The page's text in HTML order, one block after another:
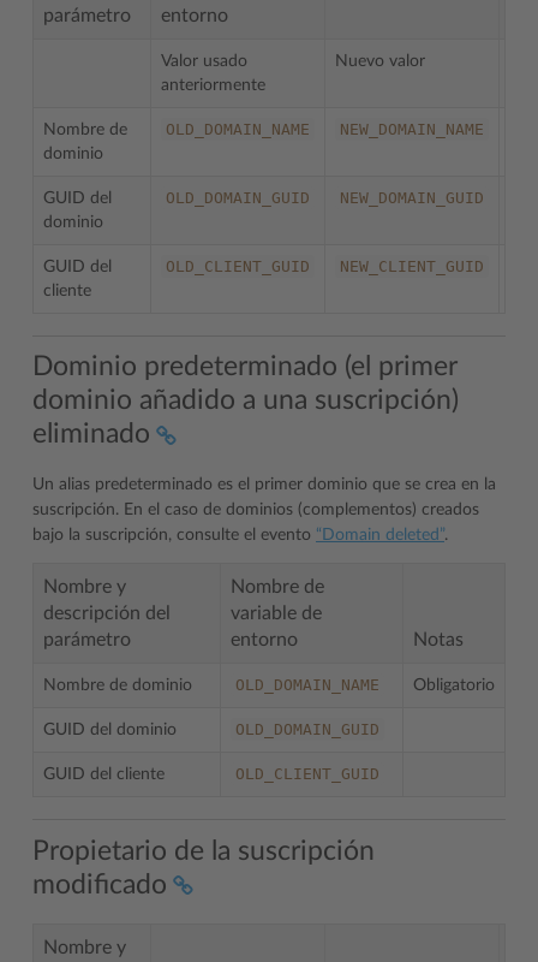
parámetro
entorno
Valor usado
anteriormente
Nuevo valor
Nombre de
dominio
OLD_DOMAIN_NAME NEW_DOMAIN_NAME
GUID del
dominio
OLD_DOMAIN_GUID NEW_DOMAIN_GUID
GUID del
cliente
OLD_CLIENT_GUID NEW_CLIENT_GUID
Dominio predeterminado (el primer
dominio añadido a una suscripción)
eliminado
Un alias predeterminado es el primer dominio que se crea en la
suscripción. En el caso de dominios (complementos) creados
bajo la suscripción, consulte el evento “Domain deleted”.
Nombre y
descripción del
parámetro
Nombre de
variable de
entorno
Notas
Nombre de dominio OLD_DOMAIN_NAME Obligatorio
GUID del dominio OLD_DOMAIN_GUID
GUID del cliente OLD_CLIENT_GUID
Propietario de la suscripción
modificado
Nombre y